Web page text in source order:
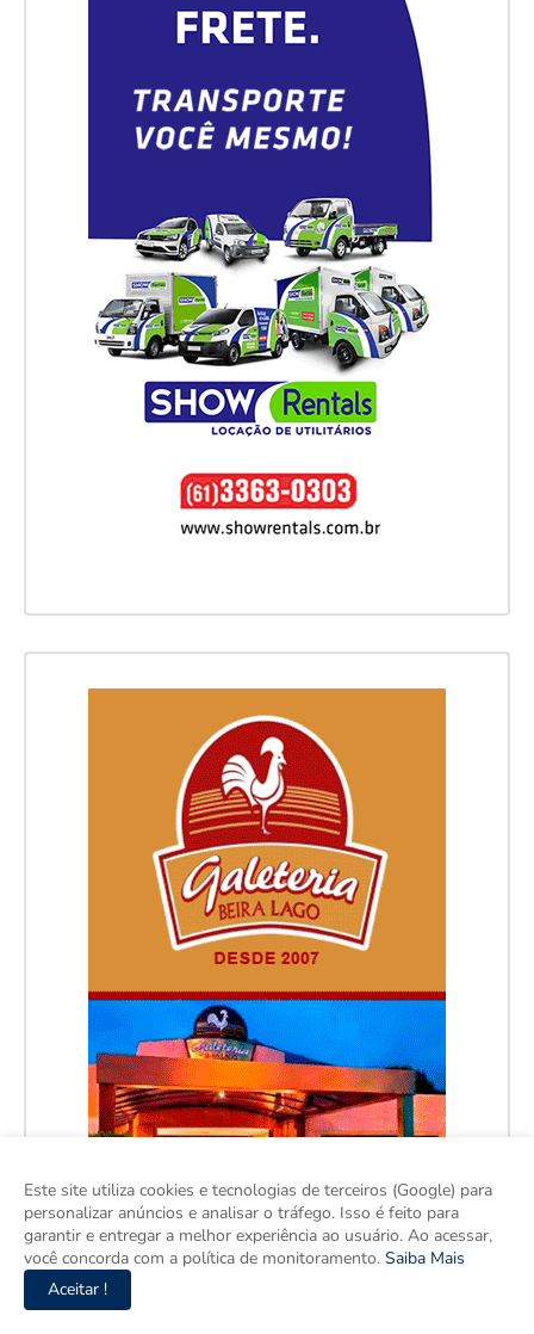
Este site utiliza cookies e tecnologias de terceiros (Google) para
personalizar anúncios e analisar o tráfego. Isso é feito para
garantir e entregar a melhor experiência ao usuário. Ao acessar,
você concorda com a política de monitoramento. Saiba Mais
Aceitar !